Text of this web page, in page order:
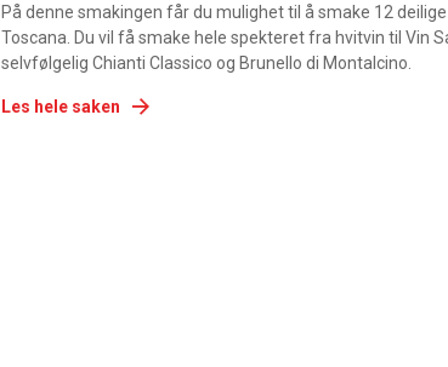
På denne smakingen får du mulighet til å smake 12
Toscana. Du vil få smake hele spekteret fra hvitvin til Vin
selvfølgelig Chianti Classico og Brunello di Montalcino.
Les hele saken